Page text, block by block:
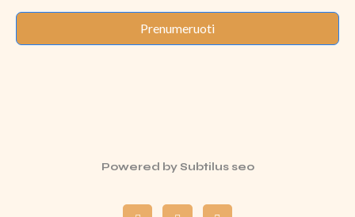
Prenumeruoti
Powered bySubtilus seo